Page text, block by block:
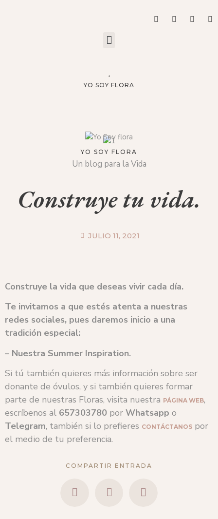
YO SOY FLORA
YO SOY FLORA
Un blog para la Vida
Construye tu vida.
JULIO 11, 2021
Construye la vida que deseas vivir cada día.
Te invitamos a que estés atenta a nuestras
redes sociales, pues daremos inicio a una
tradición especial:
– Nuestra Summer Inspiration.
Si tú también quieres más información sobre ser
donante de óvulos, y si también quieres formar
parte de nuestras Floras, visita nuestra PÁGINA WEB,
escríbenos al 657303780 por Whatsapp o
Telegram, también si lo prefieres CONTÁCTANOS por
el medio de tu preferencia.
COMPARTIR ENTRADA